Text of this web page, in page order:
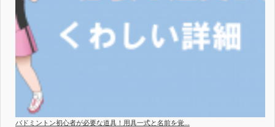
バドミントン初心者が必要な道具！用具一式と名前を覚...